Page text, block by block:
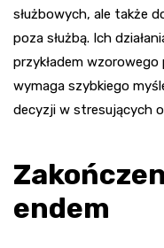
służbowych, ale także
poza służbą. Ich
przykładem
wymaga szybkiego
decyzji w stresujących
endem